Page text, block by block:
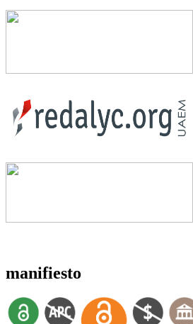
manifiesto